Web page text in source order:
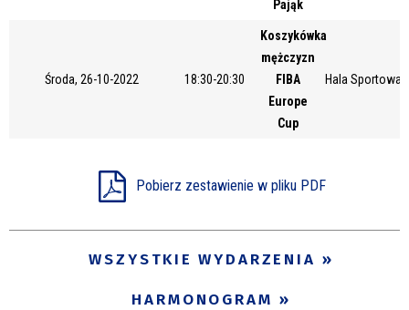
Pająk
Środa, 26-10-2022 18:30-20:30
Koszykówka
mężczyzn
FIBA
Europe
Cup
Hala Sportowa
Pobierz zestawienie w pliku PDF
WSZYSTKIE WYDARZENIA
HARMONOGRAM